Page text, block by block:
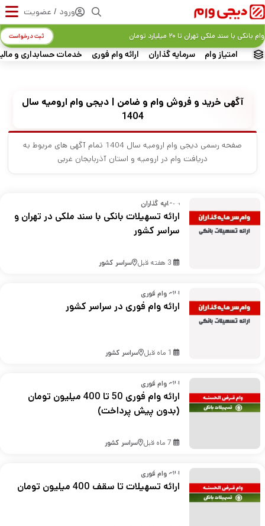
ورود / عضویت
امتیاز وام سرمایه گذاران ارائه وام فوری خدمات حسابداری و
وام بانکی با سند ملکی تهران تا ۲۰ میلیارد تومان ثبت درخواست
آگهی خرید و فروش وام و ضامن | دیجی وام ارومیه سال
1404
صفحه رسمی دیجی وام ارومیه سال 1404 تمام آگهی های مربوط به
دریافت وام در ارومیه و استان آذربایجان غربی
سرمایه گذاران
ارائه تسهیلات بانکی با سند ملکی در تهران و
سراسر کشور
3 هفته قبل سراسر کشور
ارائه وام فوری
ارائه وام فوری در سراسر کشور
1 ماه قبل سراسر کشور
ارائه وام فوری
ارائه وام فوری 50 تا 400 میلیون تومان
(بدون پیش پرداخت)
7 ماه قبل سراسر کشور
ارائه وام فوری
ارائه تسهیلات تا سقف 400 میلیون تومان